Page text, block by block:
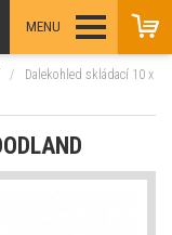
MENU
/
Dalekohled skládací 10 x